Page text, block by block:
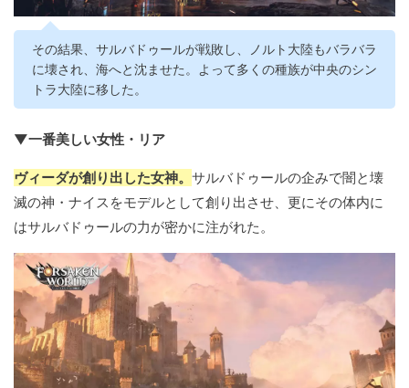
その結果、サルバドゥールが戦敗し、ノルト大陸もバラバラ
に壊され、海へと沈ませた。よって多くの種族が中央のシン
トラ大陸に移した。
▼一番美しい女性・リア
ヴィーダが創り出した女神。 サルバドゥールの企みで闇と壊
滅の神・ナイスをモデルとして創り出させ、更にその体内に
はサルバドゥールの力が密かに注がれた。